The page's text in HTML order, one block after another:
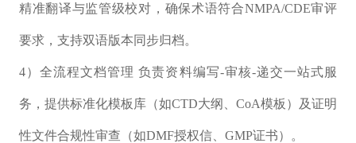
精准翻译与监管级校对，确保术语符合NMPA/CDE审评
要求，支持双语版本同步归档。
4）全流程文档管理 负责资料编写-审核-递交一站式服
务，提供标准化模板库（如CTD大纲、CoA模板）及证明
性文件合规性审查（如DMF授权信、GMP证书）。